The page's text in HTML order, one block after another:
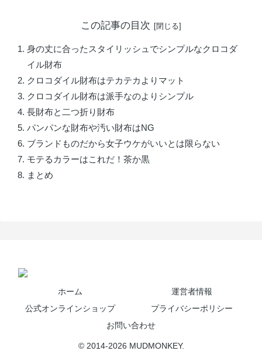
この記事の目次
身の丈に合ったスタイリッシュでシンプルなクロコダ
イル財布
クロコダイル財布はテカテカよりマット
クロコダイル財布は派手なのよりシンプル
長財布と二つ折り財布
パンパンな財布や汚い財布はNG
ブランドものだから女子ウケがいいとは限らない
モテるカラーはこれだ！茶か黒
まとめ
ホーム
運営者情報
公式オンラインショップ
プライバシーポリシー
お問い合わせ
© 2014-2026 MUDMONKEY.